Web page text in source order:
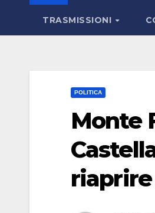
TRASMISSIONI
POLITICA
Monte